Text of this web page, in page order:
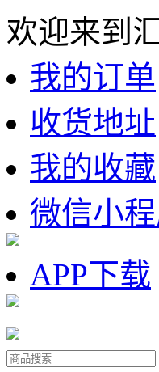
欢迎来到
我的订单
收货地址
我的收藏
微信小
APP下载